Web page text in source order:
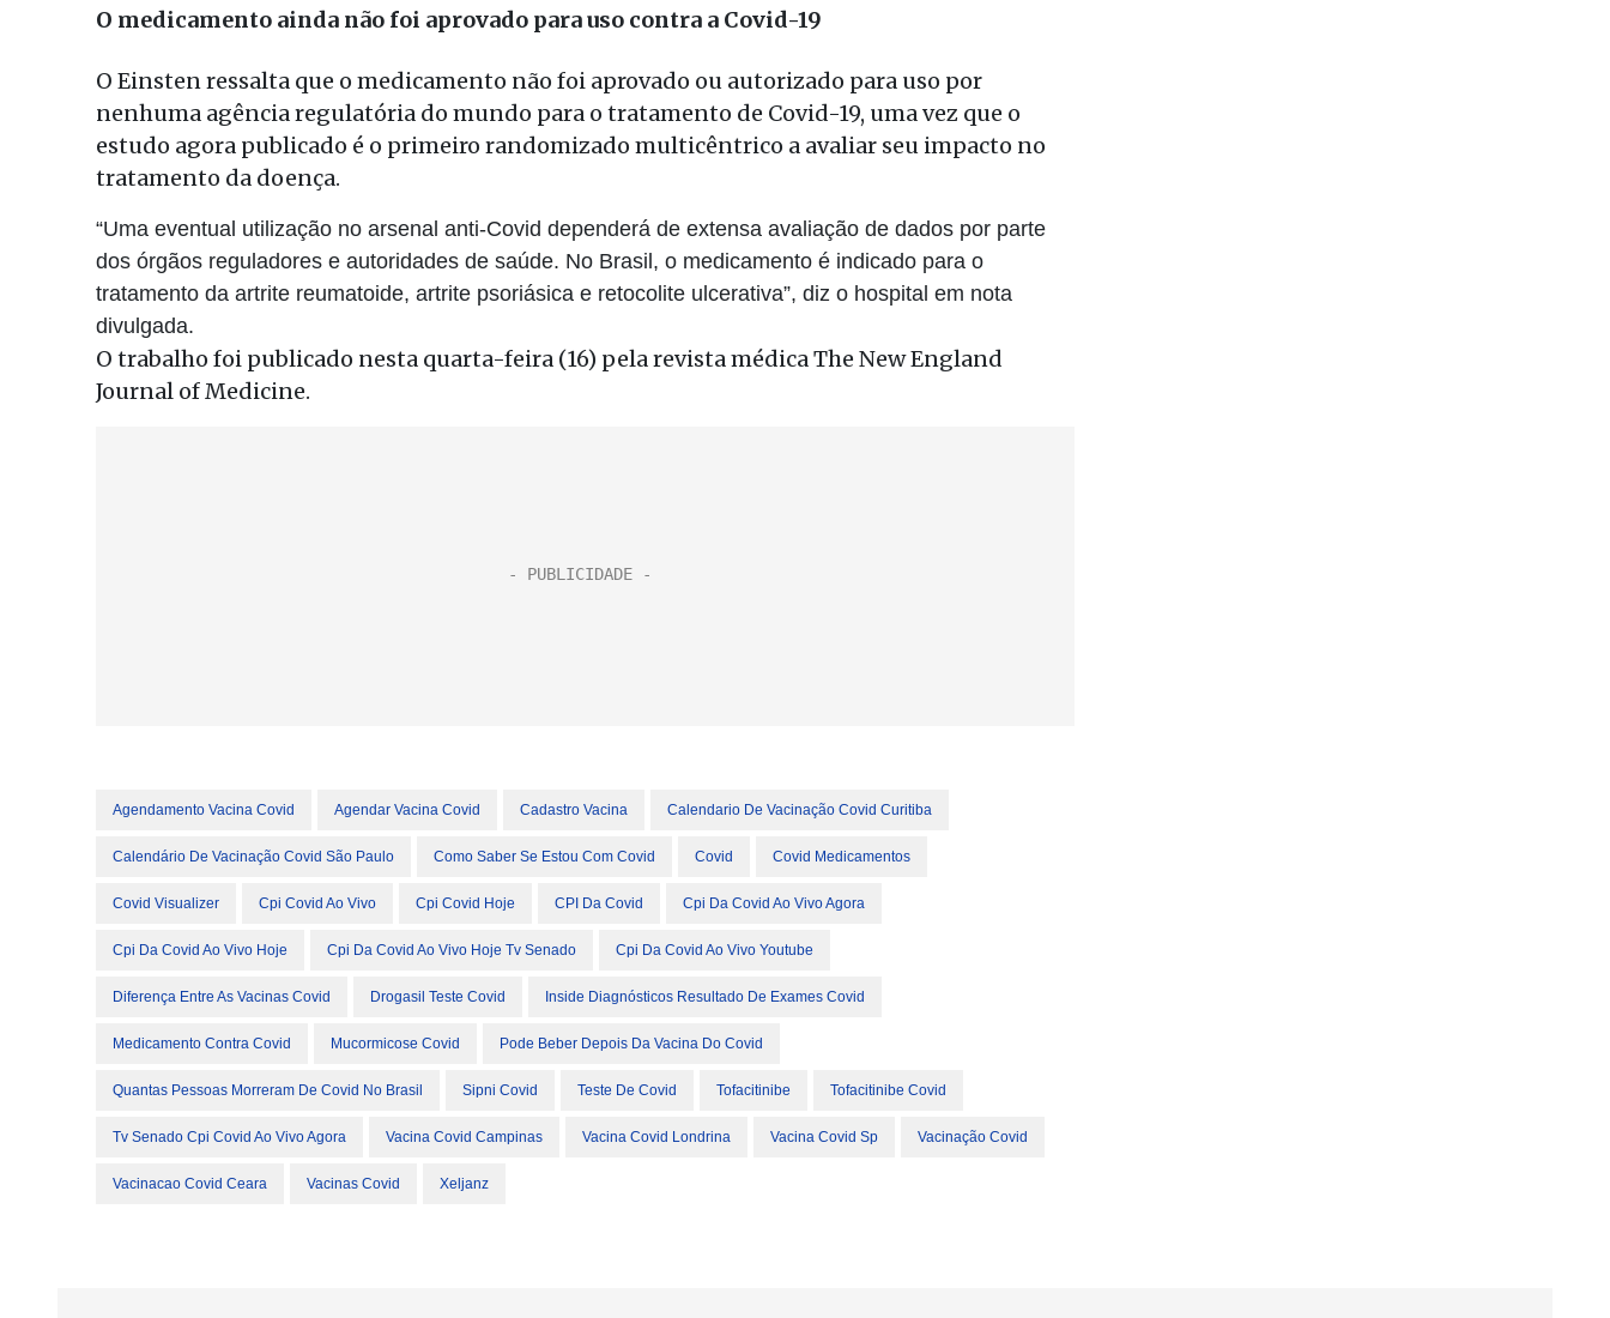
O medicamento ainda não foi aprovado para uso contra a Covid-19
O Einsten ressalta que o medicamento não foi aprovado ou autorizado para uso por
nenhuma agência regulatória do mundo para o tratamento de Covid-19, uma vez que o
estudo agora publicado é o primeiro randomizado multicêntrico a avaliar seu impacto no
tratamento da doença.
“Uma eventual utilização no arsenal anti-Covid dependerá de extensa avaliação de dados por parte
dos órgãos reguladores e autoridades de saúde. No Brasil, o medicamento é indicado para o
tratamento da artrite reumatoide, artrite psoriásica e retocolite ulcerativa”, diz o hospital em nota
divulgada. ​
O trabalho foi publicado nesta quarta-feira (16) pela revista médica The New England
Journal of Medicine.
Agendamento Vacina Covid Agendar Vacina Covid Cadastro Vacina Calendario De Vacinação Covid Curitiba
Calendário De Vacinação Covid São Paulo Como Saber Se Estou Com Covid Covid Covid Medicamentos
Covid Visualizer Cpi Covid Ao Vivo Cpi Covid Hoje CPI Da Covid Cpi Da Covid Ao Vivo Agora
Cpi Da Covid Ao Vivo Hoje Cpi Da Covid Ao Vivo Hoje Tv Senado Cpi Da Covid Ao Vivo Youtube
Diferença Entre As Vacinas Covid Drogasil Teste Covid Inside Diagnósticos Resultado De Exames Covid
Medicamento Contra Covid Mucormicose Covid Pode Beber Depois Da Vacina Do Covid
Quantas Pessoas Morreram De Covid No Brasil Sipni Covid Teste De Covid Tofacitinibe Tofacitinibe Covid
Tv Senado Cpi Covid Ao Vivo Agora Vacina Covid Campinas Vacina Covid Londrina Vacina Covid Sp Vacinação Covid
Vacinacao Covid Ceara Vacinas Covid Xeljanz